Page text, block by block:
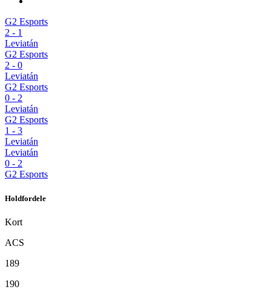
G2 Esports
2 - 1
Leviatán
G2 Esports
2 - 0
Leviatán
G2 Esports
0 - 2
Leviatán
G2 Esports
1 - 3
Leviatán
Leviatán
0 - 2
G2 Esports
Holdfordele
Kort
ACS
189
190